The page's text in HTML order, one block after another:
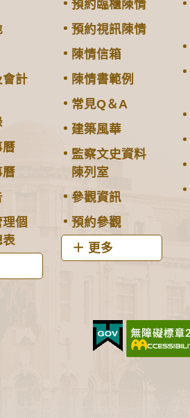
計
曆
曆
個
表
預約臨櫃陳情
預約視訊陳情
陳情信箱
陳情書範例
常見Q＆A
建築風華
監察文史資料
陳列室
參觀資訊
預約參觀
更多